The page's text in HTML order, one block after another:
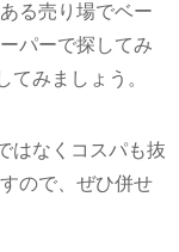
る売り場でベー
パーで探してみ
てみましょう。
はなくコスパも抜
ので、ぜひ併せ